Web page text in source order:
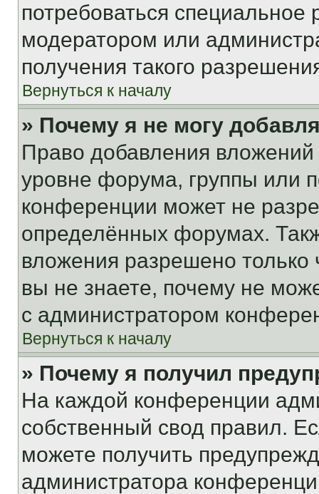
потребоваться
модератором или
получения такого
Вернуться к началу
» Почему я не могу
Право добавления
уровне форума, группы или
конференции может не
определённых форумах.
вложения разрешено
вы не знаете, почему не
с администратором
Вернуться к началу
» Почему я получил
На каждой конференции
собственный свод правил.
можете получить
администратора